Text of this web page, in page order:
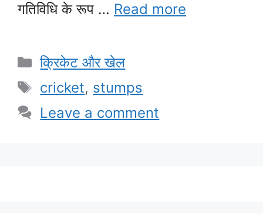
गतिविधि के रूप … Read more
Categories
क्रिकेट और खेल
Tags
cricket, stumps
Leave a comment